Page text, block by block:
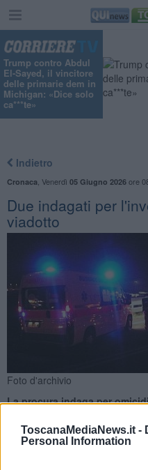
ToscanaMediaNews.it -
Personal Information
Trump contro Abdul
El-Sayed, il vincitore
delle primarie dem in
Michigan: «Dice solo
ca***te»
Indietro
Cronaca Venerdì 05 Giugno 2026ore
Due indagati per
viadotto
Foto d'archivio
La procura indaga per
conducenti che avrebbero
strada interdetta ai pedoni